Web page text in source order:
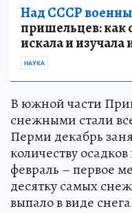
Над СССР
пришельцев: как
искала и
НАУКА
В южной части
снежными стали
Перми декабрь
количеству
февраль – первое
десятку самых
выпало в виде